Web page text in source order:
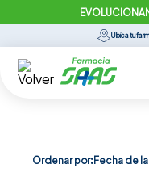
Ubica tu
Ordenar por Fecha de